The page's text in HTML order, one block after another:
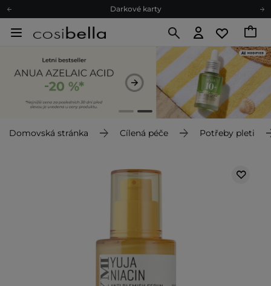
Darkové karty
Odeslání do 24 hod.
Darkové karty
Ekologické balení
Domovská stránka Cílená péče Potřeby pleti